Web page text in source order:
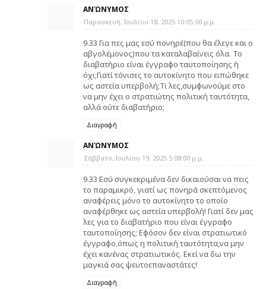
ΑΝΏΝΥΜΟΣ
Παρασκευή, Ιουλίου 18, 2025 10:05:00 μ.μ.
9.33 Για πες μας εσύ πονηρέ(που θα έλεγε και ο
αβγολέμονος)που τα καταλαβαίνεις όλα. Το
διαβατήριο είναι έγγραφο ταυτοποίησης ή
όχι;Γιατί τόνισες το αυτοκίνητο που ειπώθηκε
ως αστεία υπερβολή;Τι λες,συμφωνούμε στο
να μην έχει ο στρατιώτης πολιτική ταυτότητα,
αλλά ούτε διαβατήριο;
Διαγραφή
ΑΝΏΝΥΜΟΣ
Σάββατο, Ιουλίου 19, 2025 5:08:00 μ.μ.
9.33 Εσύ συγκεκριμένα δεν δικαιούσαι να πεις
το παραμικρό, γιατί ως πονηρά σκεπτόμενος
αναφέρεις μόνο το αυτοκίνητο το οποίο
αναφέρθηκε ως αστεία υπερβολή! Γιατί δεν μας
λες για το διαβατήριο που είναι έγγραφο
ταυτοποίησης; Εφόσον δεν είναι στρατιωτικό
έγγραφο,όπως η πολιτική ταυτότητα,να μην
έχει κανένας στρατιωτικός. Εκεί να δω την
μαγκιά σας ψευτοεπαναστάτες!
Διαγραφή